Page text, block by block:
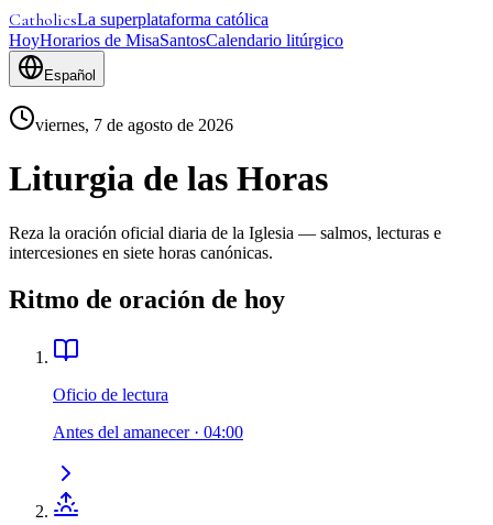
CatholicsLa superplataforma católica
HoyHorarios de MisaSantosCalendario litúrgico
Español
viernes, 7 de agosto de 2026
Liturgia de las Horas
Reza la oración oficial diaria de la Iglesia — salmos, lecturas e
intercesiones en siete horas canónicas.
Ritmo de oración de hoy
Oficio de lectura
Antes del amanecer· 04:00